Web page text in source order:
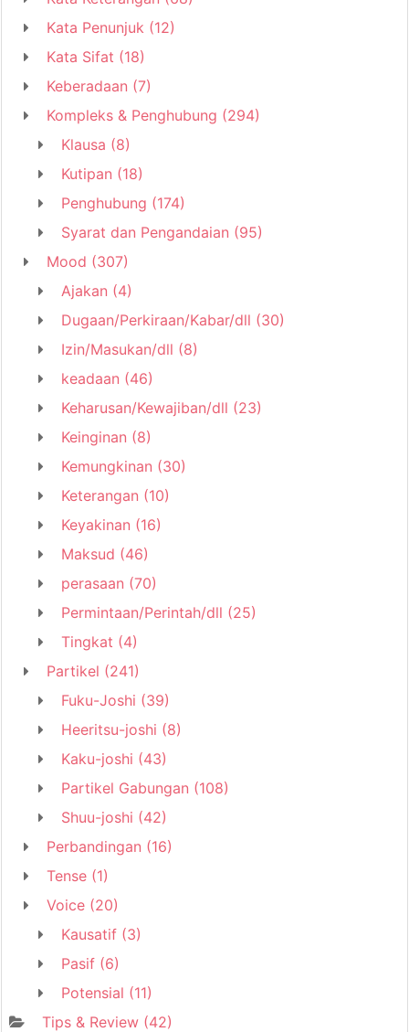
Kata Penunjuk (12)
Kata Sifat (18)
Keberadaan (7)
Kompleks & Penghubung (294)
Klausa (8)
Kutipan (18)
Penghubung (174)
Syarat dan Pengandaian (95)
Mood (307)
Ajakan (4)
Dugaan/Perkiraan/Kabar/dll (30)
Izin/Masukan/dll (8)
keadaan (46)
Keharusan/Kewajiban/dll (23)
Keinginan (8)
Kemungkinan (30)
Keterangan (10)
Keyakinan (16)
Maksud (46)
perasaan (70)
Permintaan/Perintah/dll (25)
Tingkat (4)
Partikel (241)
Fuku-Joshi (39)
Heeritsu-joshi (8)
Kaku-joshi (43)
Partikel Gabungan (108)
Shuu-joshi (42)
Perbandingan (16)
Tense (1)
Voice (20)
Kausatif (3)
Pasif (6)
Potensial (11)
Tips & Review (42)